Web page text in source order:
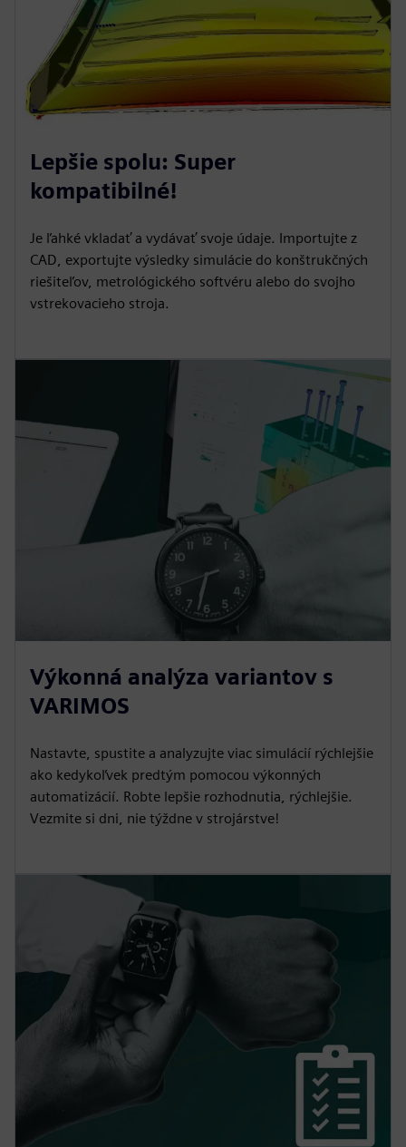
Lepšie spolu: Super
kompatibilné!
Je ľahké vkladať a vydávať svoje údaje. Importujte z
CAD, exportujte výsledky simulácie do konštrukčných
riešiteľov, metrológického softvéru alebo do svojho
vstrekovacieho stroja.
Výkonná analýza variantov s
VARIMOS
Nastavte, spustite a analyzujte viac simulácií rýchlejšie
ako kedykoľvek predtým pomocou výkonných
automatizácií. Robte lepšie rozhodnutia, rýchlejšie.
Vezmite si dni, nie týždne v strojárstve!